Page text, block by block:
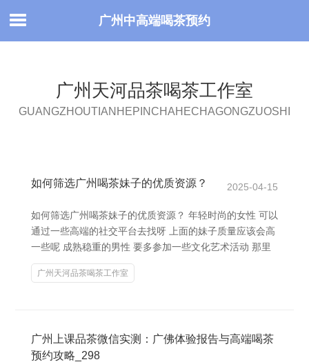
广州中高端喝茶预约
广州天河品茶喝茶工作室
GUANGZHOUTIANHEPINCHAHECHAGONGZUOSHI
如何筛选广州喝茶妹子的优质资源？ 2025-04-15
如何筛选广州喝茶妹子的优质资源？ 年轻时尚的女性 可以
通过一些高端的社交平台去找呀 上面的妹子质量应该会高
一些呢 成熟稳重的男性 要多参加一些文化艺术活动 那里
广州天河品茶喝茶工作室
广州上课品茶微信实测：广佛体验报告与高端喝茶
预约攻略_298